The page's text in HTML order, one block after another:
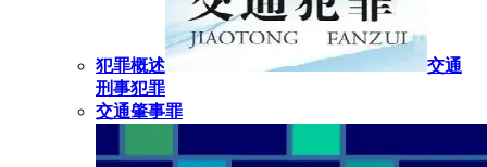
犯罪概述
交通
刑事犯罪
交通肇事罪